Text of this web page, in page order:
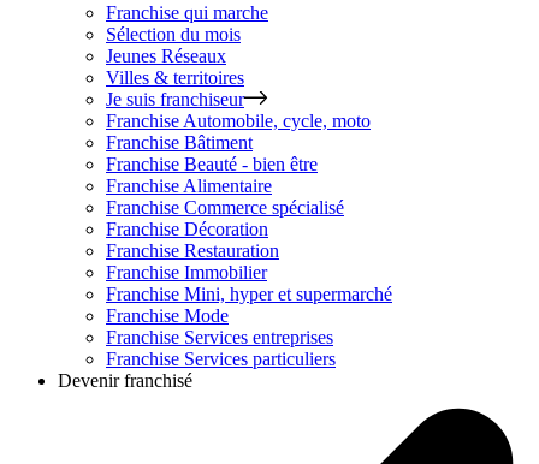
Franchise qui marche
Sélection du mois
Jeunes Réseaux
Villes & territoires
Je suis franchiseur
Franchise Automobile, cycle, moto
Franchise Bâtiment
Franchise Beauté - bien être
Franchise Alimentaire
Franchise Commerce spécialisé
Franchise Décoration
Franchise Restauration
Franchise Immobilier
Franchise Mini, hyper et supermarché
Franchise Mode
Franchise Services entreprises
Franchise Services particuliers
Devenir franchisé